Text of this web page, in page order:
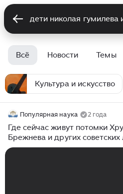
Всё Новости Темы
Культура и искусство
Популярная наука 2 года
Где сейчас живут потомки
Брежнева и других